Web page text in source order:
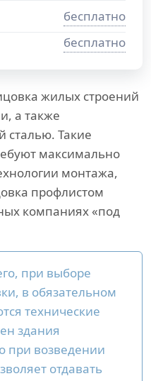
бесплатно
бесплатно
жилых строений
а также
сталью. Такие
максимально
монтажа,
профлистом
компаниях «под
при выборе
в обязательном
технические
здания
при возведении
отдавать